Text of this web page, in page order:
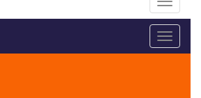
Toggle